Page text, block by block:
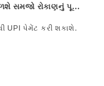
સમજો રોકાણનું પૂરું